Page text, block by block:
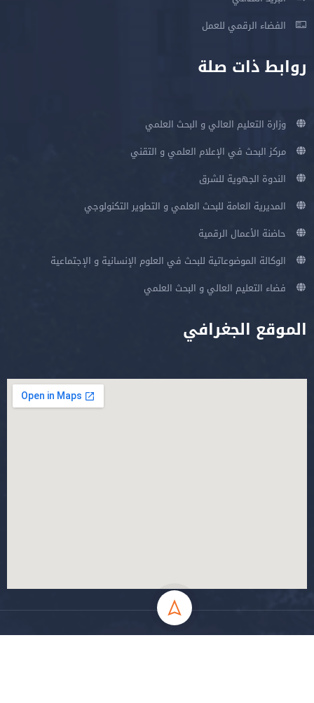
الفضاء الرقمي للعمل
روابط ذات صلة
وزارة التعليم العالي و البحث العلمي
مركز البحث في الإعلام العلمي و التقني
الندوة الجهوية للشرق
المديرية العامة للبحث العلمي و التطوير التكنولوجي
حاضنة الأعمال الرقمية
الوكالة الموضوعاتية للبحث في العلوم الإنسانية و الإجتماعية
فضاء التعليم العالي و البحث العلمي
الموقع الجغرافي
جميع الحقوق محفوظة جامعة المسيلة - 2024